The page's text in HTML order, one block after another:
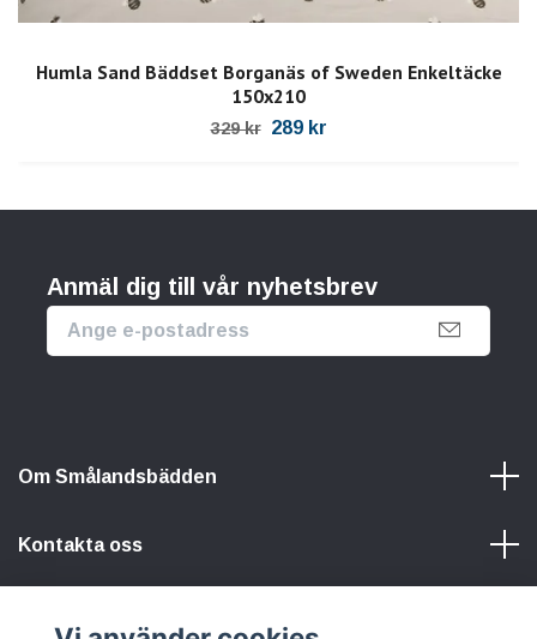
Humla Sand Bäddset Borganäs of Sweden Enkeltäcke
150x210
329 kr 289 kr
Anmäl dig till vår nyhetsbrev
Om Smålandsbädden
Kontakta oss